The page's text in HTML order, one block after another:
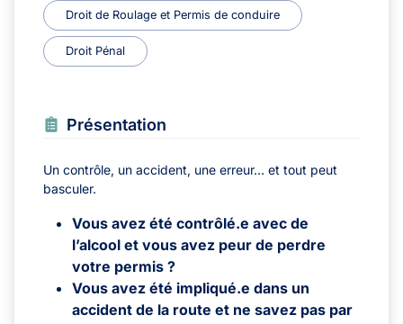
Droit de Roulage et Permis de conduire
Droit Pénal
Présentation
Un contrôle, un accident, une erreur… et tout peut
basculer.
Vous avez été contrôlé.e avec de
l’alcool et vous avez peur de perdre
votre permis ?
Vous avez été impliqué.e dans un
accident de la route et ne savez pas par